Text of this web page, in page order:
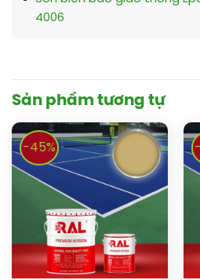
4006
Sản phẩm tương tự
-45%